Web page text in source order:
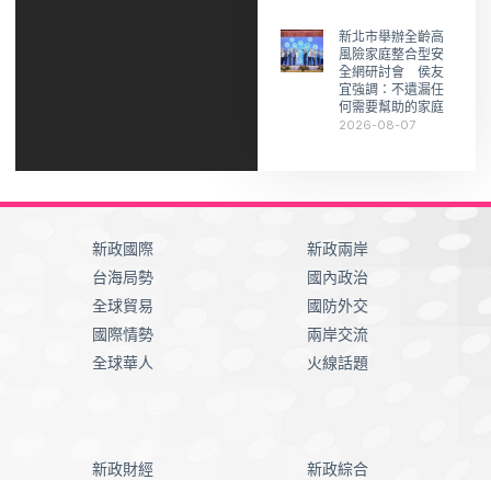
新北市舉辦全齡高
風險家庭整合型安
全網研討會 侯友
宜強調：不遺漏任
何需要幫助的家庭
2026-08-07
新政國際
台海局勢
全球貿易
國際情勢
全球華人
新政兩岸
國內政治
國防外交
兩岸交流
火線話題
新政財經
新政綜合